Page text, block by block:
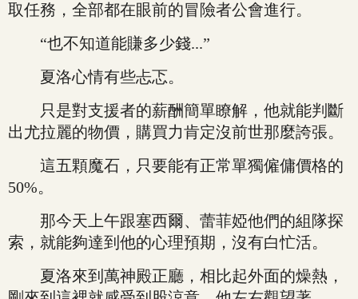
取任務，全部都在眼前的冒險者公會進行。
“也不知道能賺多少錢...”
夏洛心情有些忐忑。
只是對支援者的薪酬簡單瞭解，他就能判斷
出尤拉麗的物價，購買力肯定沒前世那麼誇張。
這五顆魔石，只要能有正常單獨僱傭價格的
50%。
那今天上午跟塞西爾、蕾菲婭他們的組隊探
索，就能夠達到他的心理預期，沒有白忙活。
夏洛來到萬神殿正廳，相比起外面的燥熱，